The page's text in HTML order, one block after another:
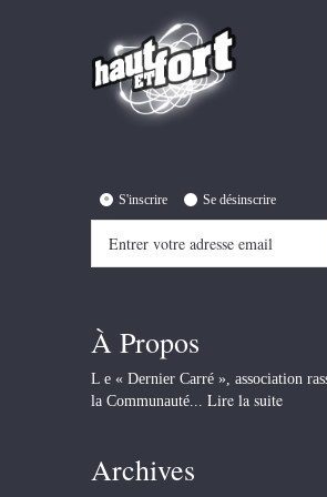
S'inscrire Se désinscrire
À Propos
L e « Dernier Carré », association
la Communauté... Lire la suite
Archives